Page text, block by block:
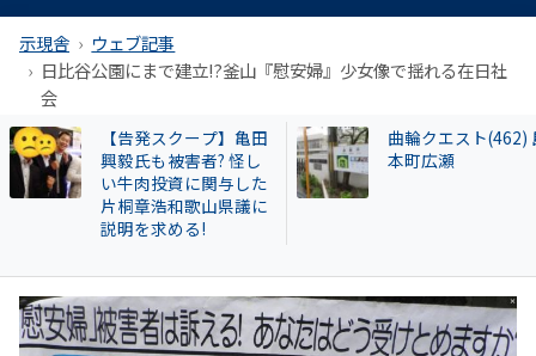
示現舎
ウェブ記事
日比谷公園にまで建立!?釜山『慰安婦』少女像で揺れる在日社
会
曲輪クエスト(462) 島
本町広瀬
【和牛投資トラブ
和歌山県議を信奉